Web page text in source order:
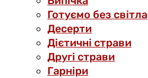
Готуємо без світла
Десерти
Дієтичні страви
Другі страви
Гарніри